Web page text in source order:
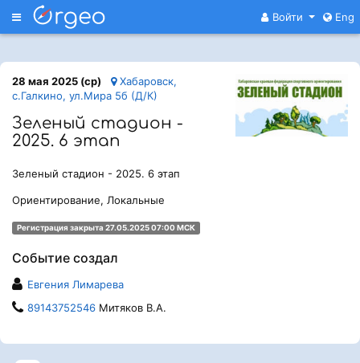
Меню Войти Eng
28 мая 2025 (ср)
Хабаровск,
с.Галкино, ул.Мира 5б (Д/К)
Зеленый стадион -
2025. 6 этап
Зеленый стадион - 2025. 6 этап
Ориентирование, Локальные
Регистрация закрыта 27.05.2025 07:00 МСК
Событие создал
Евгения Лимарева
89143752546 Митяков В.А.